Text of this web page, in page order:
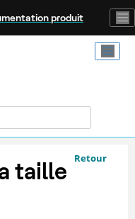
produit
Retour
taille